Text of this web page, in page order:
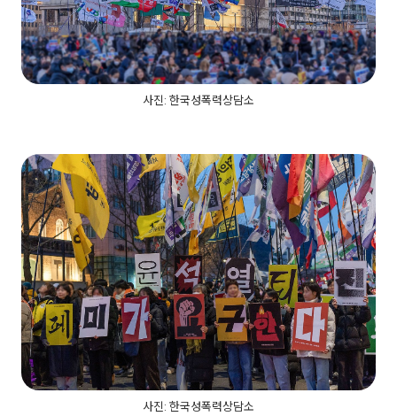
사진: 한국성폭력상담소
사진: 한국성폭력상담소